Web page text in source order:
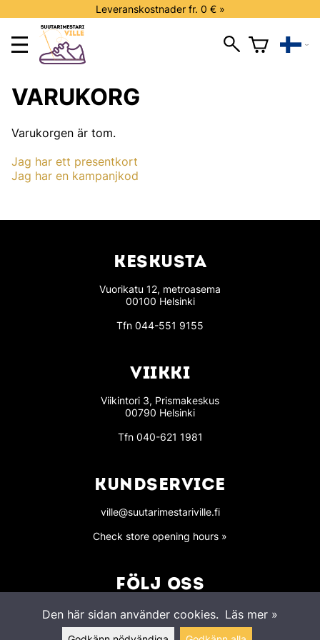
Leveranskostnader fr. 0 € »
VARUKORG
Varukorgen är tom.
Jag har ett presentkort
Jag har en kampanjkod
KESKUSTA
Vuorikatu 12, metroasema
00100 Helsinki
Tfn 044-551 9155
VIIKKI
Viikintori 3, Prismakeskus
00790 Helsinki
Tfn 040-621 1981
KUNDSERVICE
ville@suutarimestariville.fi
Check store opening hours »
FÖLJ OSS
Den här sidan använder cookies. Läs mer »